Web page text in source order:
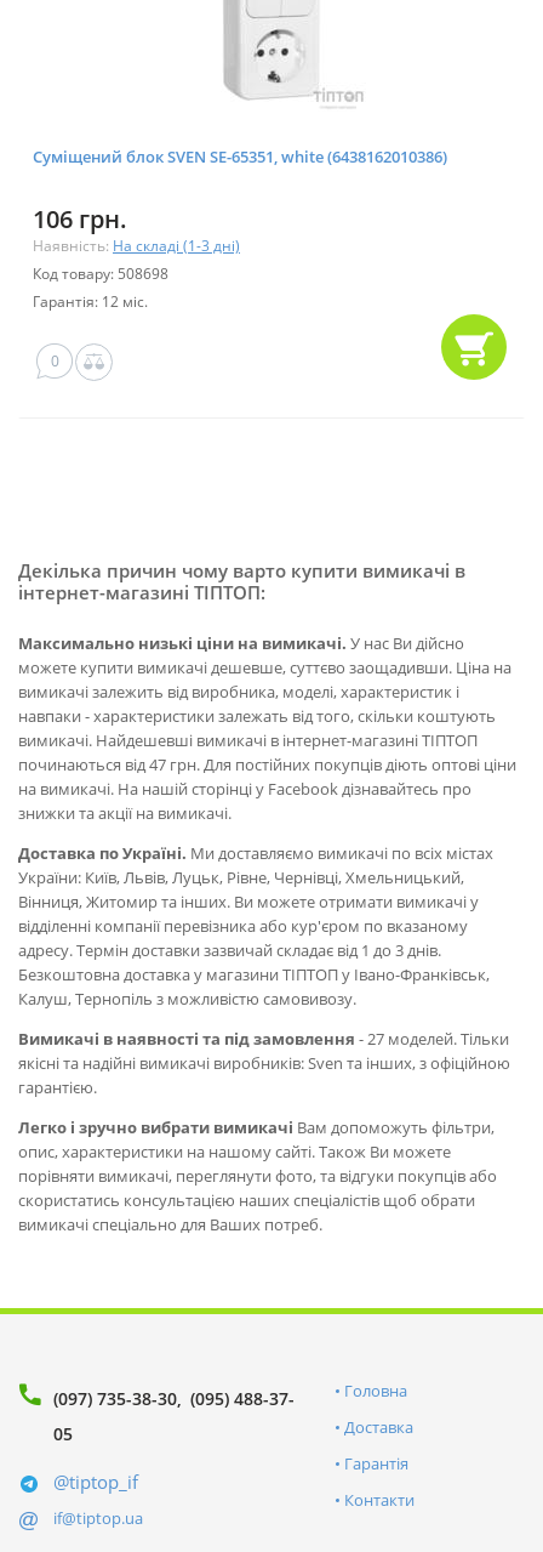
Суміщений блок SVEN SE-65351, white (6438162010386)
106 грн.
Наявність: На складі (1-3 дні)
Код товару: 508698
Гарантія: 12 міс.
0
Декілька причин чому варто купити вимикачі в
інтернет-магазині ТІПТОП:
Максимально низькі ціни на вимикачі. У нас Ви дійсно
можете купити вимикачі дешевше, суттєво заощадивши. Ціна на
вимикачі залежить від виробника, моделі, характеристик і
навпаки - характеристики залежать від того, скільки коштують
вимикачі. Найдешевші вимикачі в інтернет-магазині ТІПТОП
починаються від 47 грн. Для постійних покупців діють оптові ціни
на вимикачі. На нашій сторінці у Facebook дізнавайтесь про
знижки та акції на вимикачі.
Доставка по Україні. Ми доставляємо вимикачі по всіх містах
України: Київ, Львів, Луцьк, Рівне, Чернівці, Хмельницький,
Вінниця, Житомир та інших. Ви можете отримати вимикачі у
відділенні компанії перевізника або кур'єром по вказаному
адресу. Термін доставки зазвичай складає від 1 до 3 днів.
Безкоштовна доставка у магазини ТІПТОП у Івано-Франківськ,
Калуш, Тернопіль з можливістю самовивозу.
Вимикачі в наявності та під замовлення - 27 моделей. Тільки
якісні та надійні вимикачі виробників: Sven та інших, з офіційною
гарантією.
Легко і зручно вибрати вимикачі Вам допоможуть фільтри,
опис, характеристики на нашому сайті. Також Ви можете
порівняти вимикачі, переглянути фото, та відгуки покупців або
скористатись консультацією наших спеціалістів щоб обрати
вимикачі спеціально для Ваших потреб.
(097) 735-38-30 (095) 488-37-
05
@tiptop_if
if@tiptop.ua
Головна
Доставка
Гарантія
Контакти